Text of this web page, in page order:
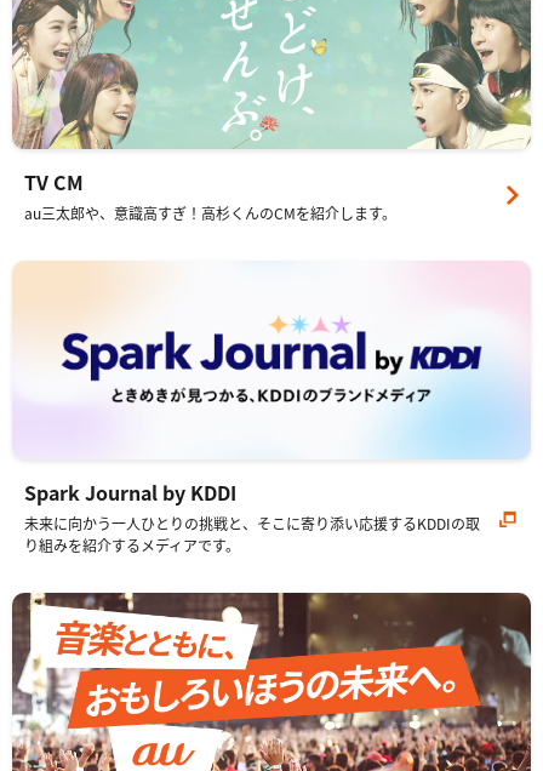
TV CM
au三太郎や、意識高すぎ！高杉くんのCMを紹介します。
Spark Journal by KDDI
未来に向かう一人ひとりの挑戦と、そこに寄り添い応援するKDDIの取
り組みを紹介するメディアです。